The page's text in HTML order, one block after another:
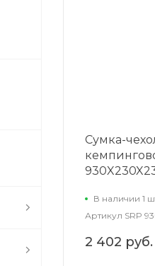
Сумка-
В наличии 1
Артикул SRP
2 402 руб.